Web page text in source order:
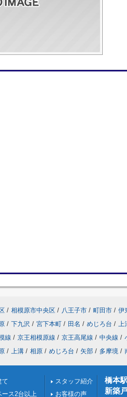
/ 相模原市中央区 / 八王子市 / 町田市 / 伊
/ 下九沢 / 宮下本町 / 田名 / めじろ台 / 上
線 / 京王相模原線 / 京王高尾線 / 中央線 /
/ 上溝 / 相原 / めじろ台 / 矢部 / 多摩境 /
て
ース2台以上
スタッフ紹介
お客様の声
橋本
新築